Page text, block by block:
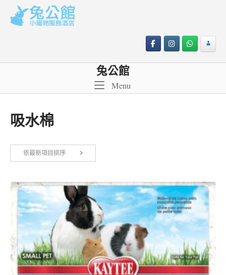
content
兔公館
MenuMenu
吸水棉
依最新項目排序
項
目
排
序